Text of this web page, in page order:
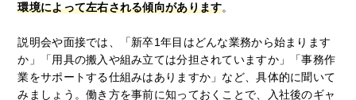
環境によって左右される傾向があります。
説明会や面接では、「新卒1年目はどんな業務から始まります
か」「用具の搬入や組み立ては分担されていますか」「事務作
業をサポートする仕組みはありますか」など、具体的に聞いて
みましょう。働き方を事前に知っておくことで、入社後のギャ